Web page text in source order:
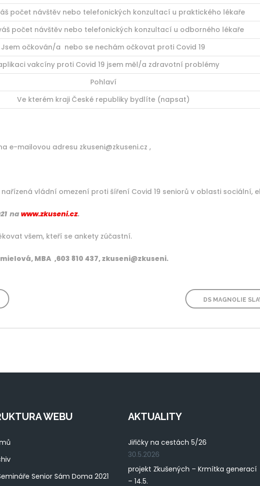
počet návštěv nebo telefonických konzultací u praktického lékaře
počet návštěv nebo telefonických konzultací u odborného lékaře
Jsem očkován/a nebo se nechám očkovat proti Covid 19
vakcíny proti Covid 19 jsem měl/a zdravotní problémy
Pohlaví
Ve kterém kraji České republiky bydlíte (napsat)
e-mailovou adresu zkuseni@zkuseni.cz ,
vládní omezení proti šíření Covid 19 seniorů v oblasti sociální,
nawww.zkuseni.cz.
všem, kteří se ankety zúčastní.
MBA ,603 810 437, zkuseni@zkuseni.
DS MAGNOLIE
WEBU
Senior Sám Doma 2021
AKTUALITY
Jiřičky na cestách 5/26
30.5.2026
projekt Zkušených – Krmítka generací
– 14.5.